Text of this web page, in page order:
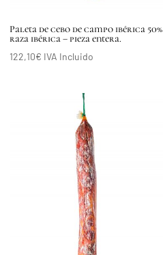
Paleta de cebo de campo ibérica 50%
raza ibérica – pieza entera.
122,10€ IVA Incluido